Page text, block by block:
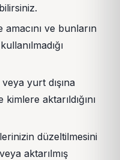
ve bunların
yurt dışına
kimlere aktarıldığını
düzeltilmesini
aktarılmış